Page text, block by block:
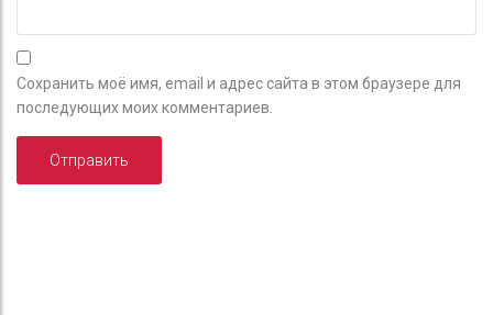
Сохранить моё имя, email и адрес сайта в этом браузере для
последующих моих комментариев.